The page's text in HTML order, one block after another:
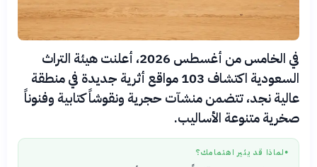
في الخامس من أغسطس 2026، أعلنت هيئة التراث
السعودية اكتشاف 103 مواقع أثرية جديدة في منطقة
عالية نجد، تتضمن منشآت حجرية ونقوشاً كتابية وفنوناً
صخرية متنوعة الأساليب.
● لماذا قد يثير اهتمامك؟